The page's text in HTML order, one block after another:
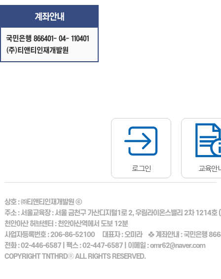
계좌안내
국민은행 866401- 04- 110401
(주)티앤티인재개발원
로그인 교육안
상호 :㈜티앤티인재개발원 ⓒ
주소 : 서울교육장: 서울 금천구 가산디지털1로 2, 우림라이온스밸리 2차 1214호
천안아산 허브센터 : 천안아산역에서 도보 12분
사업자등록번호 :206-86-52100 대표자 :오미라 ♣ 계좌안내 :국민은행
전화 :02-446-6587 | 팩스 :02-447-6587 | 이메일 :omr62@naver.com
COPYRIGHT TNTHRDⓇ ALL RIGHTS RESERVED.